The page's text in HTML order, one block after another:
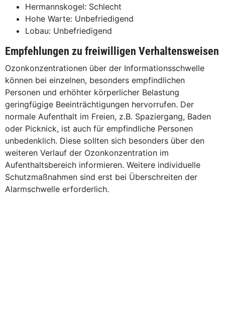
Hermannskogel: Schlecht
Hohe Warte: Unbefriedigend
Lobau: Unbefriedigend
Empfehlungen zu freiwilligen Verhaltensweisen
Ozonkonzentrationen über der Informationsschwelle
können bei einzelnen, besonders empfindlichen
Personen und erhöhter körperlicher Belastung
geringfügige Beeinträchtigungen hervorrufen. Der
normale Aufenthalt im Freien, z.B. Spaziergang, Baden
oder Picknick, ist auch für empfindliche Personen
unbedenklich. Diese sollten sich besonders über den
weiteren Verlauf der Ozonkonzentration im
Aufenthaltsbereich informieren. Weitere individuelle
Schutzmaßnahmen sind erst bei Überschreiten der
Alarmschwelle erforderlich.